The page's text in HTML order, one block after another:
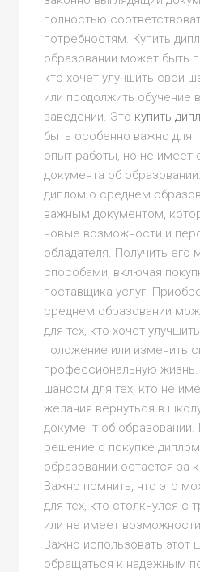
полностью
потребностям. Купить
образовании может быть
кто хочет улучшить свои
или продолжить обучение
заведении. Это купить
быть особенно важно для
опыт работы, но не имеет
документа об
диплом о среднем
важным документом,
новые возможности и
обладателя. Получить
способами, включая
поставщика услуг.
среднем образовании
для тех, кто хочет
положение или изменить
профессиональную
шансом для тех, кто не
желания вернуться в
документ об образовании.
решение о покупке
образовании остается за
Важно помнить, что это
для тех, кто столкнулся с
или не имеет
Важно использовать этот
обращаться к надежным